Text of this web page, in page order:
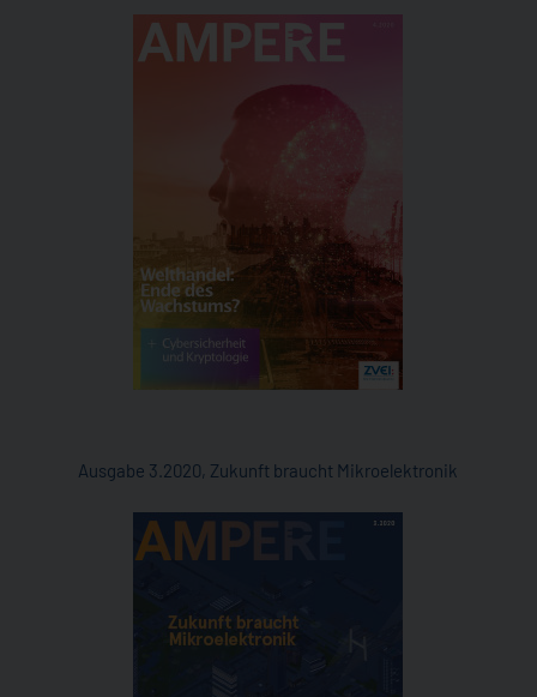
Ausgabe 3.2020, Zukunft braucht Mikroelektronik